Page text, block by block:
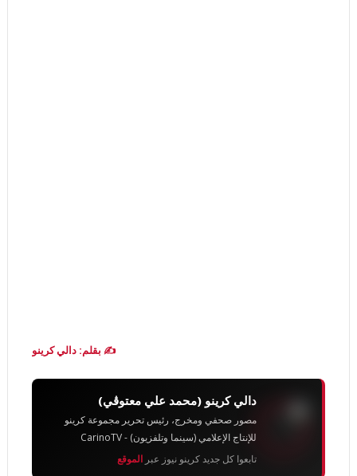
✍️ بقلم: دالي كرينو
دالي كرينو (محمد علي معتوڨي)
مصور صحفي ومخرج، رئيس تحرير مجموعة كرينو
للإنتاج الإعلامي (سينما وتلفزيون) - CarinoTV
تابعوا كل جديد كرينو نيوز عبر الموقع